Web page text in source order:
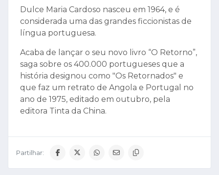
Dulce Maria Cardoso nasceu em 1964, e é
considerada uma das grandes ficcionistas de
língua portuguesa.
Acaba de lançar o seu novo livro “O Retorno”,
saga sobre os 400.000 portugueses que a
história designou como "Os Retornados" e
que faz um retrato de Angola e Portugal no
ano de 1975, editado em outubro, pela
editora Tinta da China.
Partilhar: